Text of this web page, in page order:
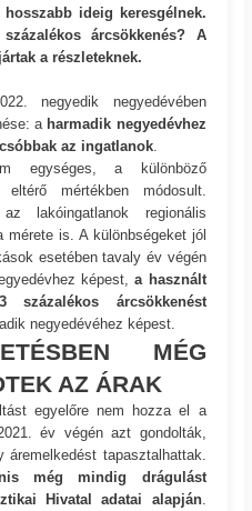
ideig keresgélnek.
árcsökkenés? A
a részleteknek.
negyedik negyedévében
a harmadik negyedévhez
az ingatlanok
egységes, a különböző
mértékben módosult.
lakóingatlanok regionális
mérete is. A különbségeket jól
esetében tavaly év végén
képest,a használt
százalékos árcsökkenést
negyedévéhez képest.
MÉG
AZ ÁRAK
egyelőre nem hozza el a
év végén azt gondolták,
tapasztalhattak.
még mindig drágulást
Hivatal adatai alapján.